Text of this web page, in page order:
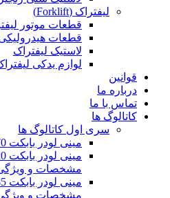
لیفتراک (Forklift)
قطعات موتور
قطعات
لاستیک لیفتراک
لوازم یدکی
قوانین
درباره ما
تماس با ما
کاتالوگ ها
سری اول کاتالوگ ها
مینی لودر بابکت Bobcat A770
مشخصات و
مشخصات و